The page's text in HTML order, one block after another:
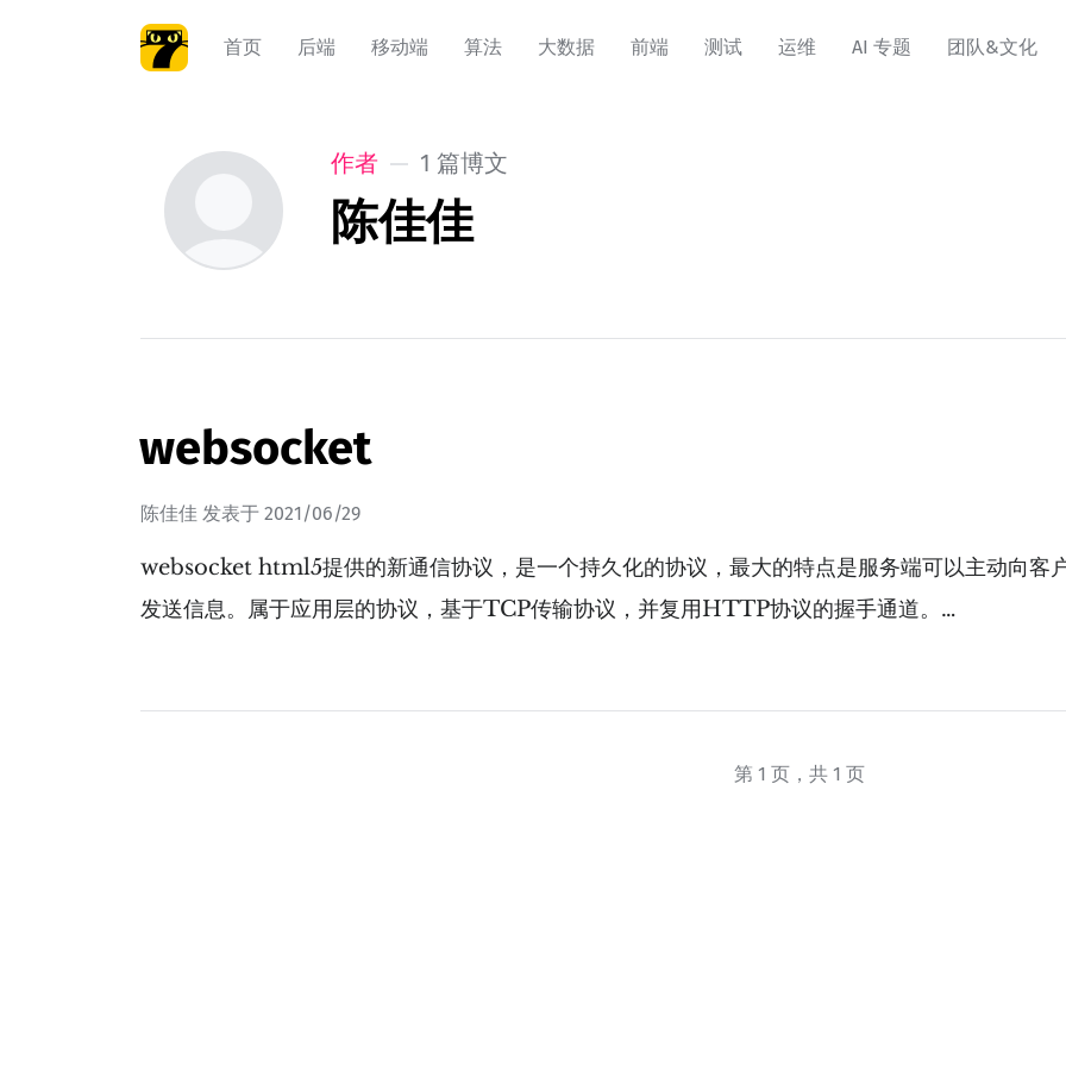
首页 后端 移动端 算法 大数据 前端 测试 运维 AI 专题 团队&文化
作者 1 篇博文
陈佳佳
websocket
陈佳佳 发表于2021/06/29
websocket html5提供的新通信协议，是一个持久化的协议，最大的特点是服务端可以主动向客
发送信息。属于应用层的协议，基于TCP传输协议，并复用HTTP协议的握手通道。…
第 1 页，共 1 页